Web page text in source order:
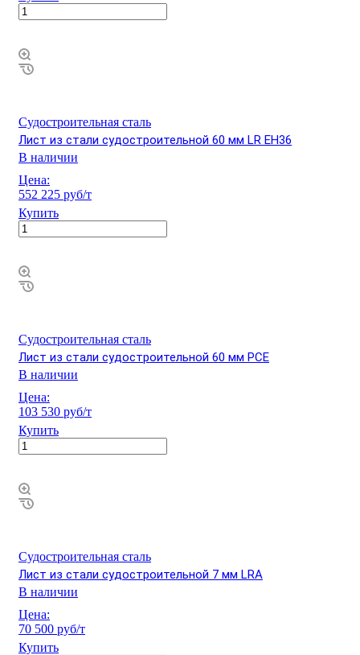
Судостроительная сталь
Лист из стали судостроительной 60 мм LR EH36
В наличии
Цена:
552 225 руб/т
Купить
Судостроительная сталь
Лист из стали судостроительной 60 мм РСЕ
В наличии
Цена:
103 530 руб/т
Купить
Судостроительная сталь
Лист из стали судостроительной 7 мм LRA
В наличии
Цена:
70 500 руб/т
Купить